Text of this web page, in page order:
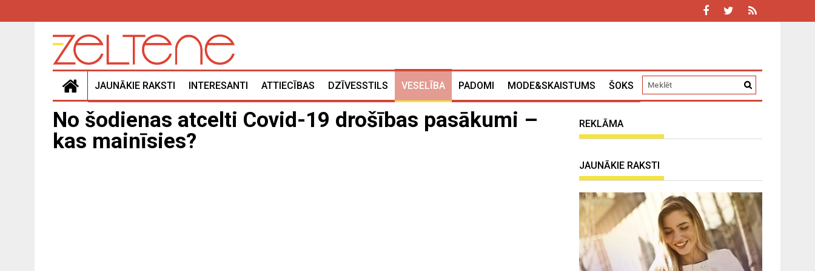
JAUNĀKIE RAKSTI INTERESANTI ATTIECĪBAS DZĪVESSTILS VESELĪBA PADOMI MODE&SKAISTUMS ŠOKS
No šodienas atcelti Covid-19 drošības pasākumi –
kas mainīsies?
REKLĀMA
JAUNĀKIE RAKSTI